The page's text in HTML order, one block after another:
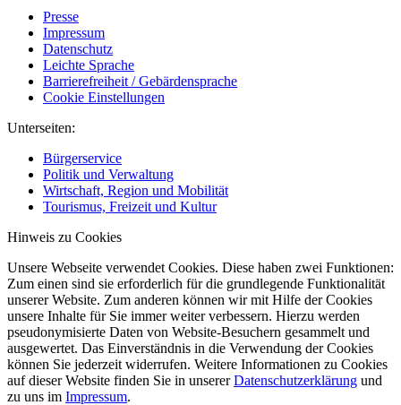
Presse
Impressum
Datenschutz
Leichte Sprache
Barrierefreiheit / Gebärdensprache
Cookie Einstellungen
Unterseiten:
Bürgerservice
Politik und Verwaltung
Wirtschaft, Region und Mobilität
Tourismus, Freizeit und Kultur
Hinweis zu Cookies
Unsere Webseite verwendet Cookies. Diese haben zwei Funktionen:
Zum einen sind sie erforderlich für die grundlegende Funktionalität
unserer Website. Zum anderen können wir mit Hilfe der Cookies
unsere Inhalte für Sie immer weiter verbessern. Hierzu werden
pseudonymisierte Daten von Website-Besuchern gesammelt und
ausgewertet. Das Einverständnis in die Verwendung der Cookies
können Sie jederzeit widerrufen. Weitere Informationen zu Cookies
auf dieser Website finden Sie in unsererDatenschutzerklärung und
zu uns im Impressum.